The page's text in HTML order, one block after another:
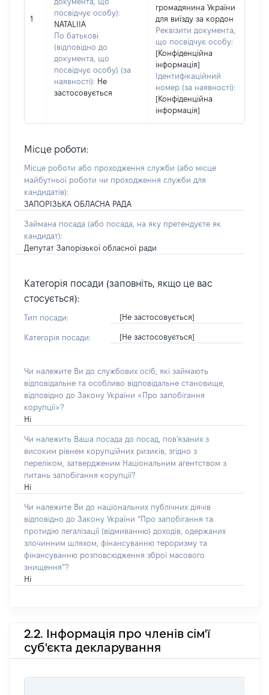
1
посвідчує особу):
NATALIIA
По батькові
(відповідно до
документа, що
посвідчує особу) (за
наявності): Не
застосовується
громадянина України
для виїзду за кордон
Реквізити документа,
що посвідчує особу:
[Конфіденційна
інформація]
Ідентифікаційний
номер (за наявності):
[Конфіденційна
інформація]
Місце роботи:
Місце роботи або проходження служби (або місце
майбутньої роботи чи проходження служби для
кандидатів):
ЗАПОРІЗЬКА ОБЛАСНА РАДА
Займана посада (або посада, на яку претендуєте як
кандидат):
Депутат Запорізької обласної ради
Категорія посади (заповніть, якщо це вас
стосується):
Тип посади: [Не застосовується]
Категорія посади: [Не застосовується]
Чи належите Ви до службових осіб, які займають
відповідальне та особливо відповідальне становище,
відповідно до Закону України «Про запобігання
корупції»?
Ні
Чи належить Ваша посада до посад, пов'язаних з
високим рівнем корупційних ризиків, згідно з
переліком, затвердженим Національним агентством з
питань запобігання корупції?
Ні
Чи належите Ви до національних публічних діячів
відповідно до Закону України “Про запобігання та
протидію легалізації (відмиванню) доходів, одержаних
злочинним шляхом, фінансуванню тероризму та
фінансуванню розповсюдження зброї масового
знищення”?
Ні
2.2. Інформація про членів сім'ї
суб'єкта декларування